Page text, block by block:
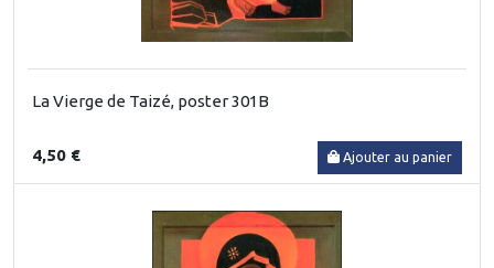
La Vierge de Taizé, poster 301B
4,50 € Ajouter au panier